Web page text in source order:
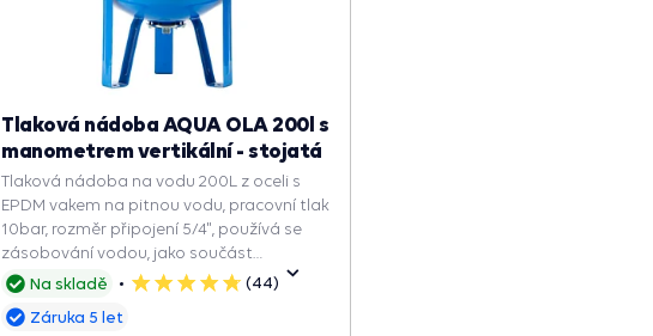
Na skladě
5
(44)
Tlaková nádoba AQUA OLA 200l s
manometrem vertikální - stojatá
Tlaková nádoba na vodu 200L z oceli s
EPDM vakem na pitnou vodu, pracovní tlak
10bar, rozměr připojení 5/4", používá se
zásobování vodou, jako součást
domácích vodáren udržuje konstantní tlak
a prodlužuje jeho životnost.
Záruka 5 let